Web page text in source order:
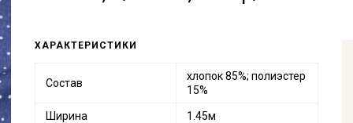
ХАРАКТЕРИСТИКИ
Состав
хлопок 85%; полиэстер
15%
Ширина 1.45м